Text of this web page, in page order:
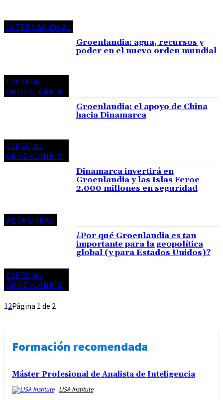
INTERNACIONAL
ESPECIAL
GROENLANDIA
Groenlandia: agua, recursos y
poder en el nuevo orden mundial
ESPECIAL
GROENLANDIA
Groenlandia: el apoyo de China
hacia Dinamarca
ACTUALIDAD
Dinamarca invertirá en
Groenlandia y las Islas Feroe
2.000 millones en seguridad
ESPECIAL
GROENLANDIA
¿Por qué Groenlandia es tan
importante para la geopolítica
global (y para Estados Unidos)?
12Página 1 de 2
Formación recomendada
Máster Profesional de Analista de Inteligencia
LISA Institute